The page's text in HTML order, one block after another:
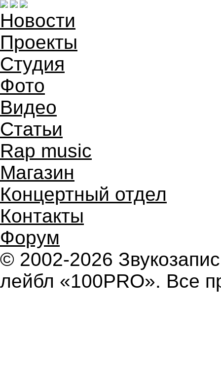
Новости
Проекты
Студия
Фото
Видео
Статьи
Rap music
Магазин
Концертный отдел
Контакты
Форум
© 2002-2026
лейбл «100PRO». Все